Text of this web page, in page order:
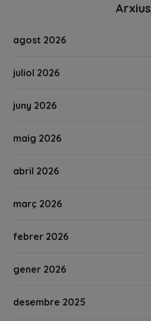
Arxius
agost 2026
juliol 2026
juny 2026
maig 2026
abril 2026
març 2026
febrer 2026
gener 2026
desembre 2025